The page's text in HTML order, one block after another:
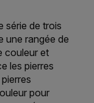
série de trois
une rangée de
couleur et
les pierres
pour